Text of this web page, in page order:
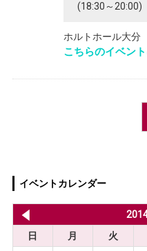
(18:30～20:00)
ホルトホール大分
こちらのイベン
イベントカレンダー
日
月 火